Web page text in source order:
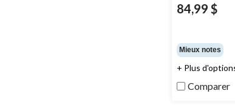
84,99 $
Mieux notes
+ Plus
Comparer